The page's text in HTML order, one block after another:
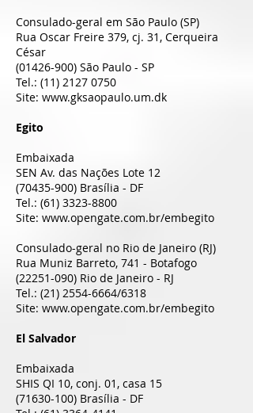
Consulado-geral em São Paulo (SP)
Rua Oscar Freire 379, cj. 31, Cerqueira
César
(01426-900) São Paulo - SP
Tel.: (11) 2127 0750
Site: www.gksaopaulo.um.dk
Egito
Embaixada
SEN Av. das Nações Lote 12
(70435-900) Brasília - DF
Tel.: (61) 3323-8800
Site: www.opengate.com.br/embegito
Consulado-geral no Rio de Janeiro (RJ)
Rua Muniz Barreto, 741 - Botafogo
(22251-090) Rio de Janeiro - RJ
Tel.: (21) 2554-6664/6318
Site: www.opengate.com.br/embegito
El Salvador
Embaixada
SHIS QI 10, conj. 01, casa 15
(71630-100) Brasília - DF